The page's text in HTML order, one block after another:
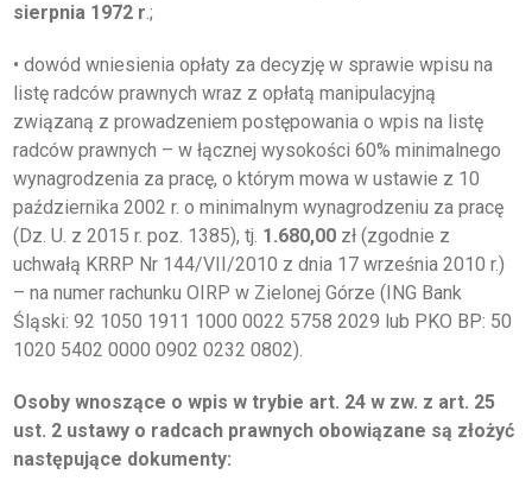
sierpnia 1972 r.;
• dowód wniesienia opłaty za decyzję w sprawie wpisu na
listę radców prawnych wraz z opłatą manipulacyjną
związaną z prowadzeniem postępowania o wpis na listę
radców prawnych – w łącznej wysokości 60% minimalnego
wynagrodzenia za pracę, o którym mowa w ustawie z 10
października 2002 r. o minimalnym wynagrodzeniu za pracę
(Dz. U. z 2015 r. poz. 1385), tj. 1.680,00 zł (zgodnie z
uchwałą KRRP Nr 144/VII/2010 z dnia 17 września 2010 r.)
– na numer rachunku OIRP w Zielonej Górze (ING Bank
Śląski: 92 1050 1911 1000 0022 5758 2029 lub PKO BP: 50
1020 5402 0000 0902 0232 0802).
Osoby wnoszące o wpis w trybie art. 24 w zw. z art. 25
ust. 2 ustawy o radcach prawnych obowiązane są złożyć
następujące dokumenty: